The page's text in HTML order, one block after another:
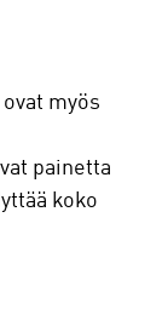
myös
painetta
koko